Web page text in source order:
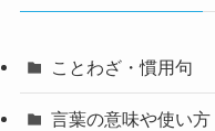
ことわざ・慣用句
言葉の意味や使い方